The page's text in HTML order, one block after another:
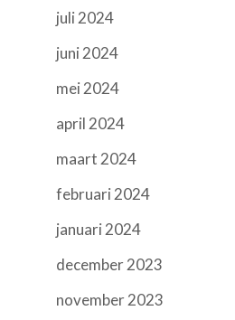
juli 2024
juni 2024
mei 2024
april 2024
maart 2024
februari 2024
januari 2024
december 2023
november 2023